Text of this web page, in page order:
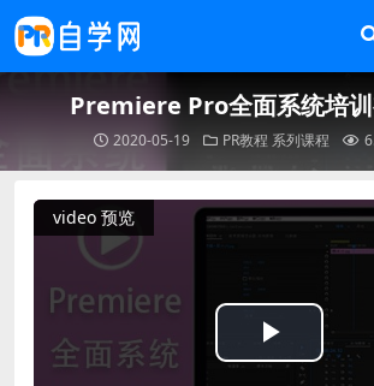
Premiere Pro全面系统培
2020-05-19 PR教程 系列课程
video 预览
Play